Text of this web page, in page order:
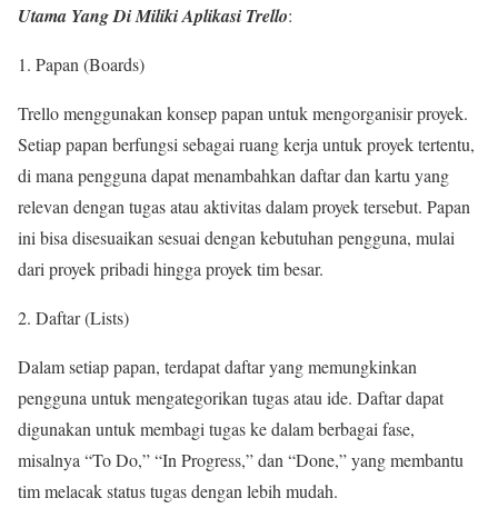
Utama Yang DiMilikiAplikasi Trello:
Papan (Boards)
Trello menggunakan konsep papan untuk mengorganisir proyek.
Setiap papan berfungsi sebagai ruang kerja untuk proyek tertentu,
di mana pengguna dapat menambahkan daftar dan kartu yang
relevan dengan tugas atau aktivitas dalam proyek tersebut. Papan
ini bisa disesuaikan sesuai dengan kebutuhan pengguna, mulai
dari proyek pribadi hingga proyek tim besar.
Daftar (Lists)
Dalam setiap papan, terdapat daftar yang memungkinkan
pengguna untuk mengategorikan tugas atau ide. Daftar dapat
digunakan untuk membagi tugas ke dalam berbagai fase,
misalnya “To Do,” “In Progress,” dan “Done,” yang membantu
tim melacak status tugas dengan lebih mudah.